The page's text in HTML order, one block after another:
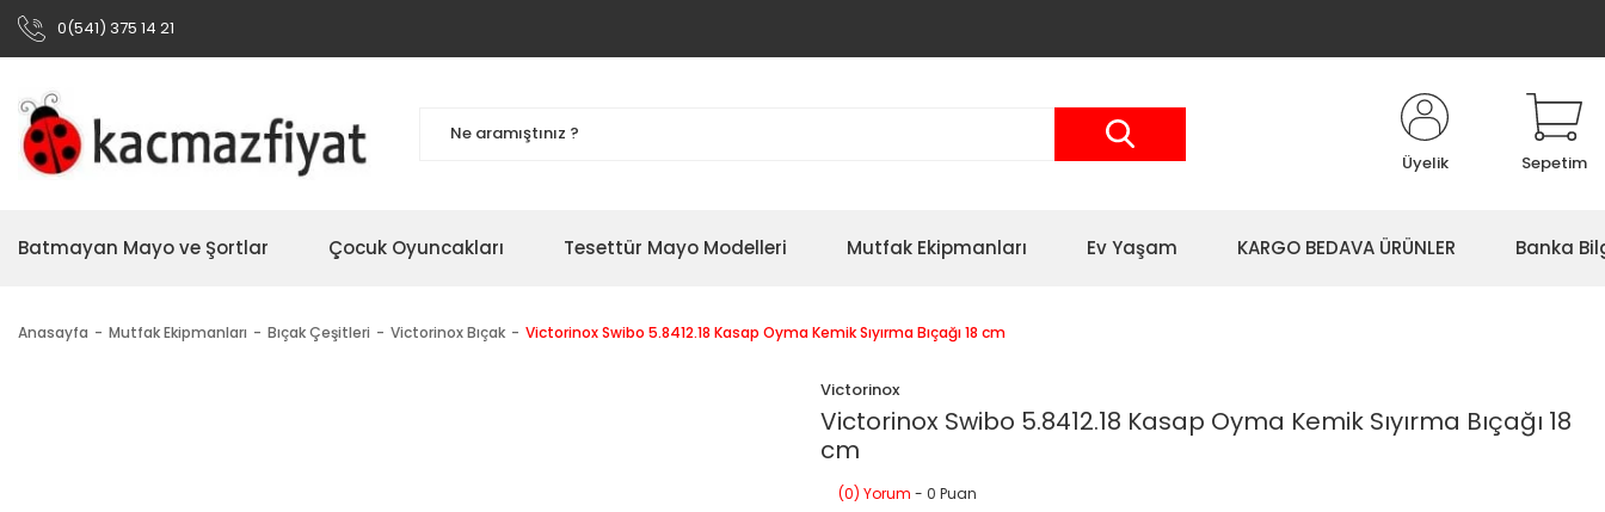
0(541) 375 14 21
Üyelik Sepetim
Batmayan Mayo ve Şortlar Çocuk Oyuncakları Tesettür Mayo Modelleri Mutfak Ekipmanları Ev Yaşam KARGO BEDAVA ÜRÜNLER Banka
Anasayfa Mutfak Ekipmanları Bıçak Çeşitleri Victorinox Bıçak Victorinox Swibo 5.8412.18 Kasap Oyma Kemik Sıyırma Bıçağı 18 cm
Victorinox
Victorinox Swibo 5.8412.18 Kasap Oyma Kemik Sıyırma Bıçağı 18
cm
(0) Yorum - 0 Puan